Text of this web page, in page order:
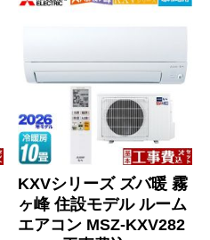
KXVシリーズ ズバ暖 霧
ヶ峰 住設モデル ルーム
エアコン MSZ-KXV282